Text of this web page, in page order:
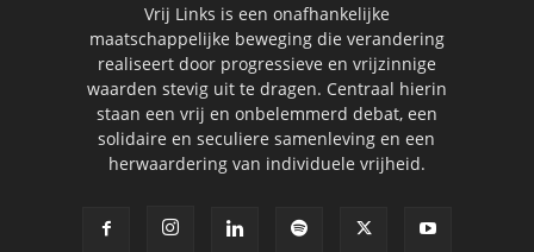
Vrij Links is een onafhankelijke
maatschappelijke beweging die verandering
realiseert door progressieve en vrijzinnige
waarden stevig uit te dragen. Centraal hierin
staan een vrij en onbelemmerd debat, een
solidaire en seculiere samenleving en een
herwaardering van individuele vrijheid.